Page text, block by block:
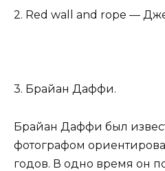
2. Red wall and rope —
3. Брайан Даффи.
Брайан Даффи был
фотографом
годов. В одно время он